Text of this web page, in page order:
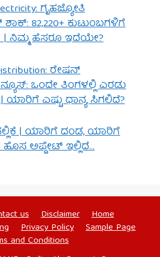
ಗೃಹಜ್ಯೋತಿ
82,220+ ಕುಟುಂಬಗಳಿಗೆ
ನಿಮ್ಮ ಹೆಸರೂ ಇದೆಯೇ?
ರೇಷನ್
ಒಂದೇ ತಿಂಗಳಲ್ಲಿ ಎರಡು
ಎಷ್ಟು ಧಾನ್ಯ ಸಿಗಲಿದೆ?
| ಯಾರಿಗೆ ದಂಡ, ಯಾರಿಗೆ
ಅಪ್ಡೇಟ್ ಇಲ್ಲಿದೆ…
us Disclaimer
Home
Privacy Policy
Sample Page
and Conditions